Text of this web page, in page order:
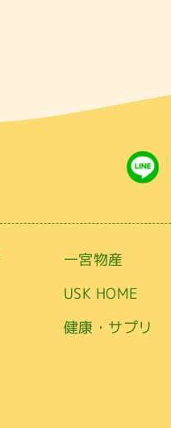
一宮物産
USK HOME
健康・サプリ